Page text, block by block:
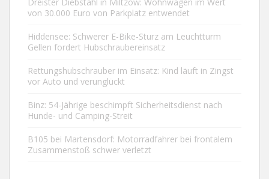
von 30.000 Euro von Parkplatz entwendet
Hiddensee: Schwerer E-Bike-Sturz am Leuchtturm
Gellen fordert Hubschraubereinsatz
Rettungshubschrauber im Einsatz: Kind läuft in Zingst
vor Auto und verunglückt
Binz: 54-Jährige beschimpft Sicherheitsdienst nach
Hunde- und Camping-Streit
B105 bei Martensdorf: Motorradfahrer bei frontalem
Zusammenstoß schwer verletzt